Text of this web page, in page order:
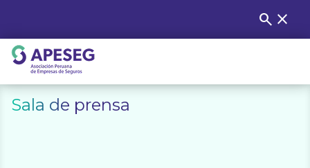
content
Buscar:
search close
APESEG
Sala de prensa